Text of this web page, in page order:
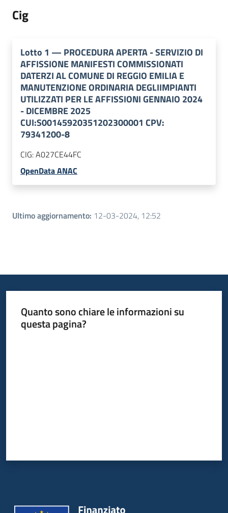
Cig
Lotto 1 — PROCEDURA APERTA - SERVIZIO DI
AFFISSIONE MANIFESTI COMMISSIONATI
DATERZI AL COMUNE DI REGGIO EMILIA E
MANUTENZIONE ORDINARIA DEGLIIMPIANTI
UTILIZZATI PER LE AFFISSIONI GENNAIO 2024
- DICEMBRE 2025
CUI:S00145920351202300001 CPV:
79341200-8
CIG:A027CE44FC
OpenData ANAC
Ultimo aggiornamento: 12-03-2024, 12:52
Quanto sono chiare le informazioni su
questa pagina?